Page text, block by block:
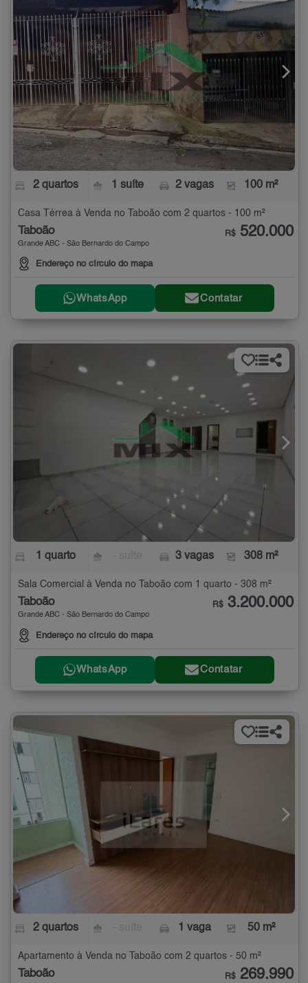
2 quartos 1 suíte 2 vagas 100 m²
Casa Térrea à Venda no Taboão com 2 quartos - 100 m²
Taboão
Grande ABC - São Bernardo do Campo
Endereço no círculo do mapa
R$ 520.000
WhatsApp Contatar
1 quarto 3 vagas 308 m²
Sala Comercial à Venda no Taboão com 1 quarto - 308 m²
Taboão
Grande ABC - São Bernardo do Campo
Endereço no círculo do mapa
R$ 3.200.000
WhatsApp Contatar
2 quartos 1 vaga 50 m²
Apartamento à Venda no Taboão com 2 quartos - 50 m²
Taboão R$ 269.990